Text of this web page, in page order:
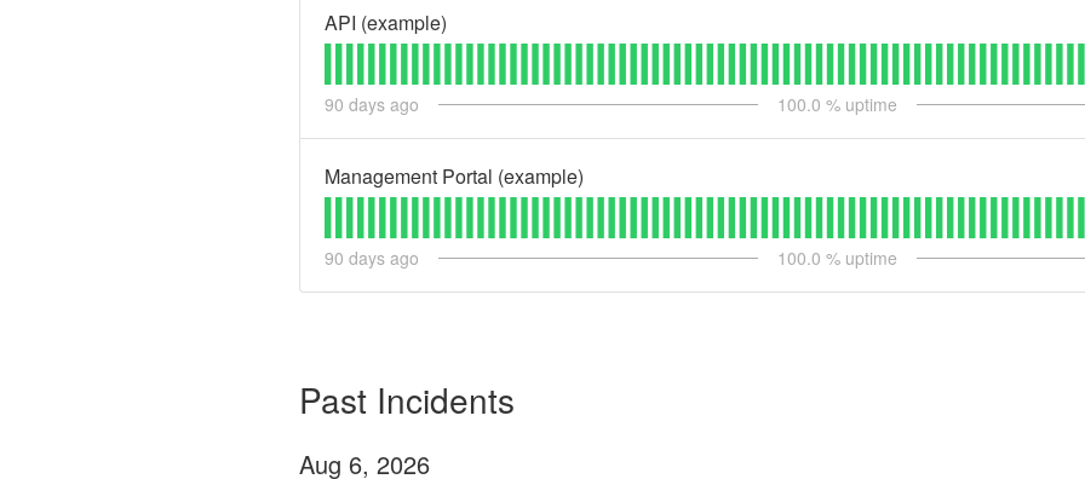
API (example)
90 days ago 100.0 % uptime
Management Portal (example)
90 days ago 100.0 % uptime
Past Incidents
Aug 6, 2026